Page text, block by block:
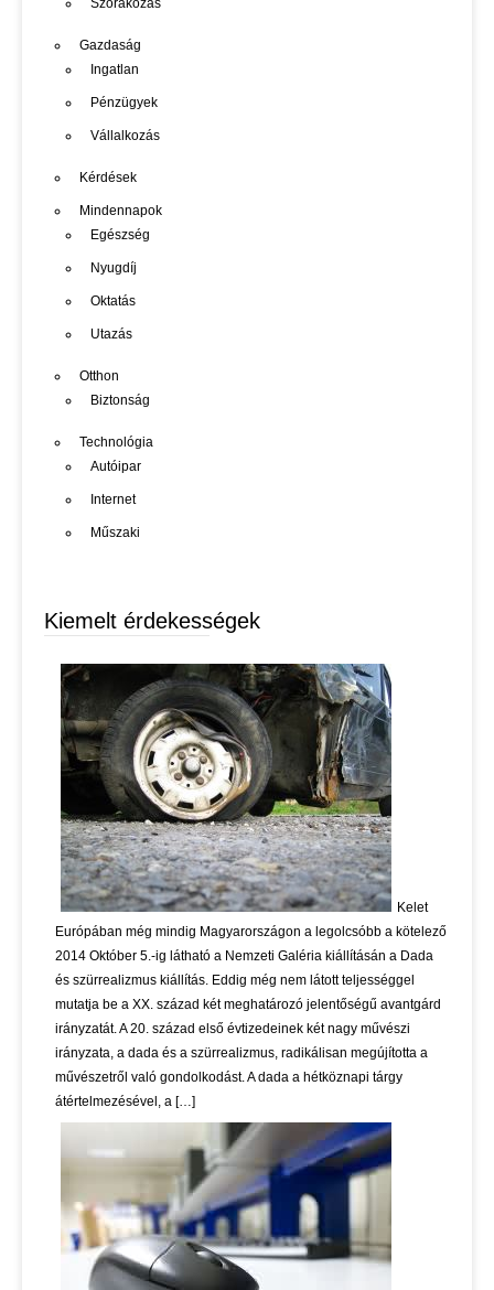
Szórakozás
Gazdaság
Ingatlan
Pénzügyek
Vállalkozás
Kérdések
Mindennapok
Egészség
Nyugdíj
Oktatás
Utazás
Otthon
Biztonság
Technológia
Autóipar
Internet
Műszaki
Kiemelt érdekességek
Kelet
Európában még mindig Magyarországon a legolcsóbb a kötelező
2014 Október 5.-ig látható a Nemzeti Galéria kiállításán a Dada
és szürrealizmus kiállítás. Eddig még nem látott teljességgel
mutatja be a XX. század két meghatározó jelentőségű avantgárd
irányzatát. A 20. század első évtizedeinek két nagy művészi
irányzata, a dada és a szürrealizmus, radikálisan megújította a
művészetről való gondolkodást. A dada a hétköznapi tárgy
átértelmezésével, a […]